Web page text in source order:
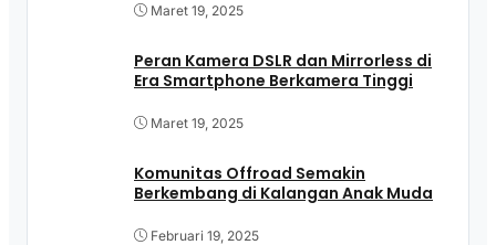
Maret 19, 2025
Peran Kamera DSLR dan Mirrorless di
Era Smartphone Berkamera Tinggi
Maret 19, 2025
Komunitas Offroad Semakin
Berkembang di Kalangan Anak Muda
Februari 19, 2025